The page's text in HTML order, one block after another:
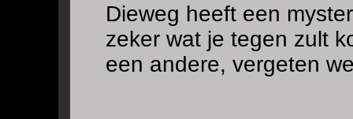
Dieweg heeft een
zeker wat je tegen zult
een andere, vergeten